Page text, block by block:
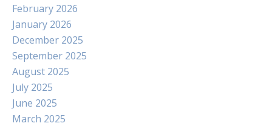
February 2026
January 2026
December 2025
September 2025
August 2025
July 2025
June 2025
March 2025